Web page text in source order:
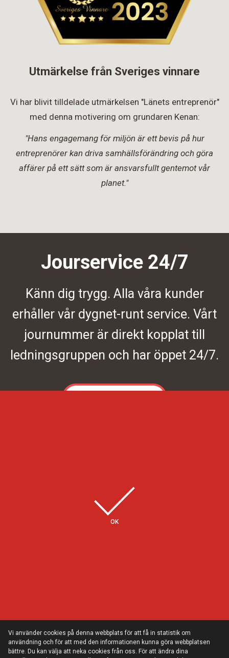
Utmärkelse från Sveriges vinnare
Vi har blivit tilldelade utmärkelsen "Länets entreprenör"
med denna motivering om grundaren Kenan:
"Hans engagemang för miljön är ett bevis på hur
entreprenörer kan driva samhällsförändring och göra
affärer på ett sätt som är ansvarsfullt gentemot vår
planet."
Jourservice 24/7
Känn dig trygg. Alla våra kunder
erhåller vår dygnet-runt service. Vårt
journummer är direkt kopplat till
ledningsgruppen och har öppet 24/7.
Några av våra kunder
Vi använder cookies på denna webbplats för att få in statistik om
användning och för att med den informationen kunna göra webbplatsen
bättre. Du kan välja att neka cookies från oss. För att ändra dina
OK